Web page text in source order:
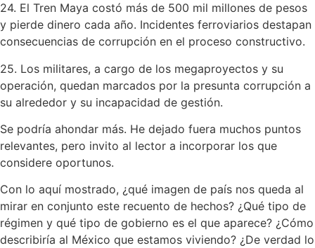
24. El Tren Maya costó más de 500 mil millones de pesos
y pierde dinero cada año. Incidentes ferroviarios destapan
consecuencias de corrupción en el proceso constructivo.
25. Los militares, a cargo de los megaproyectos y su
operación, quedan marcados por la presunta corrupción a
su alrededor y su incapacidad de gestión.
Se podría ahondar más. He dejado fuera muchos puntos
relevantes, pero invito al lector a incorporar los que
considere oportunos.
Con lo aquí mostrado, ¿qué imagen de país nos queda al
mirar en conjunto este recuento de hechos? ¿Qué tipo de
régimen y qué tipo de gobierno es el que aparece? ¿Cómo
describiría al México que estamos viviendo? ¿De verdad lo